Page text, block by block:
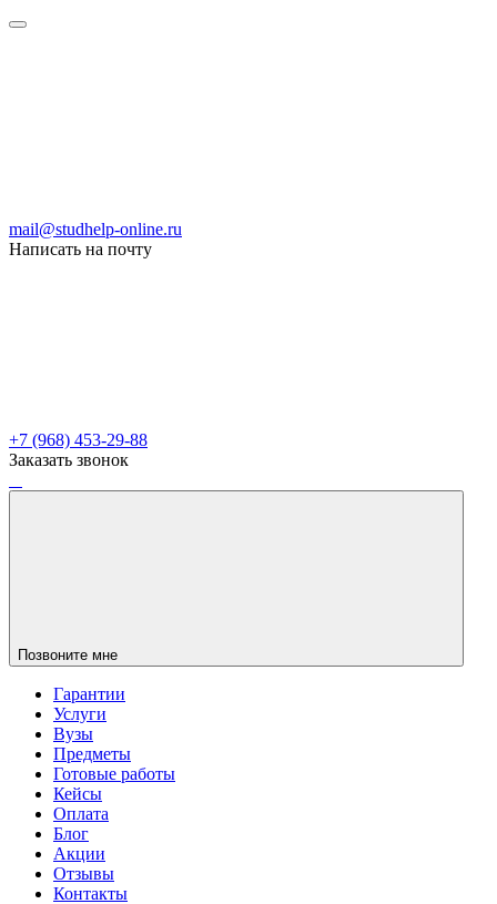
mail@studhelp-online.ru
Написать на почту
+7 (968) 453-29-88
Заказать звонок
Позвоните мне
Гарантии
Услуги
Вузы
Предметы
Готовые работы
Кейсы
Оплата
Блог
Акции
Отзывы
Контакты